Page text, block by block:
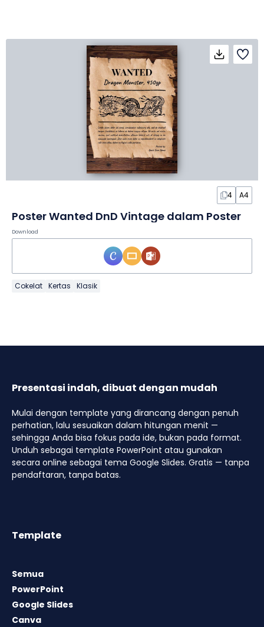
4 A4
Poster Wanted DnD Vintage dalam Poster
Download
Cokelat Kertas Klasik
Presentasi indah, dibuat dengan mudah
Mulai dengan template yang dirancang dengan penuh
perhatian, lalu sesuaikan dalam hitungan menit —
sehingga Anda bisa fokus pada ide, bukan pada format.
Unduh sebagai template PowerPoint atau gunakan
secara online sebagai tema Google Slides. Gratis — tanpa
pendaftaran, tanpa batas.
Template
Semua
PowerPoint
Google Slides
Canva